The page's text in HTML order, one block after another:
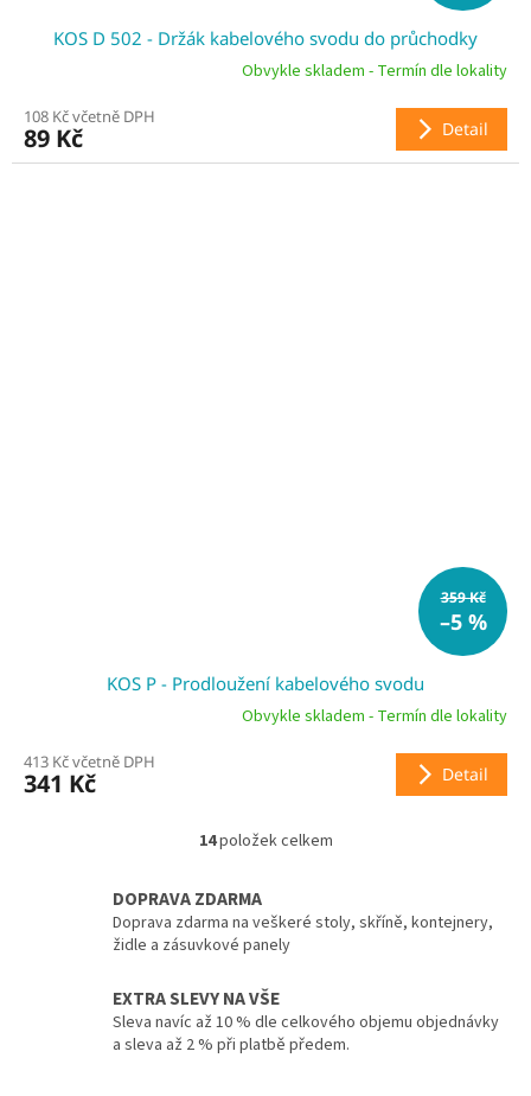
KOS D 502 - Držák kabelového svodu do průchodky
Obvykle skladem - Termín dle lokality
108 Kč včetně DPH
89 Kč Detail
359 Kč
–5 %
KOS P - Prodloužení kabelového svodu
Obvykle skladem - Termín dle lokality
413 Kč včetně DPH
341 Kč Detail
O
á
d
c
í
p
r
14položek celkem
DOPRAVA ZDARMA
Doprava zdarma na veškeré stoly, skříně, kontejnery,
židle a zásuvkové panely
EXTRA SLEVY NA VŠE
Sleva navíc až 10 % dle celkového objemu objednávky
a sleva až 2 % při platbě předem.